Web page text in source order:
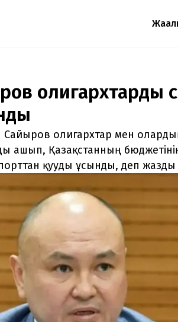
email
олигархтарды
Сайыров олигархтар мен
ашып, Қазақстанның
қууды ұсынды, деп жазды